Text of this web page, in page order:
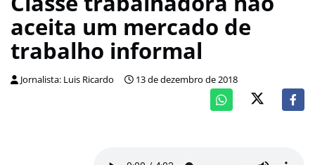
aceita um mercado de
trabalho informal
Jornalista: Luis Ricardo 13 de dezembro de 2018